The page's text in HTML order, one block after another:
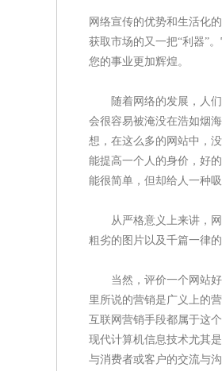
网络宣传的优势和生活化
获取市场的又一把“利器”
您的事业更加辉煌。
随着网络的发展，人们
会很容易被淹没在浩如烟
想，在这么多的网站中，
能提高一个人的身价，好
能很简单，但却给人一种
从严格意义上来讲，网
粗劣的图片以及千篇一律
当然，评价一个网站好
里所说的营销是广义上的
互联网营销手段都属于这
现代计算机信息技术尤其
与消费者或客户的交流与